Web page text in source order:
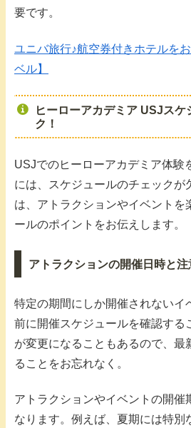
要です。
ユニバ旅行♪航空券付きホテルを
ベル】
ヒーローアカデミア USJスケ
ク！
USJでのヒーローアカデミア体験
には、スケジュールのチェックが
は、アトラクションやイベントを
ールのポイントをお伝えします。
アトラクションの開催日時と注
特定の期間にしか開催されないイ
前に開催スケジュールを確認する
が変更になることもあるので、最
ることをお忘れなく。
アトラクションやイベントの開催
なります。例えば、夏期には特別